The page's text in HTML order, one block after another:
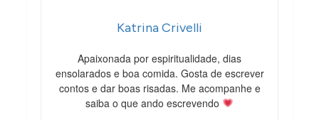
Katrina Crivelli
Apaixonada por espiritualidade, dias
ensolarados e boa comida. Gosta de escrever
contos e dar boas risadas. Me acompanhe e
saiba o que ando escrevendo